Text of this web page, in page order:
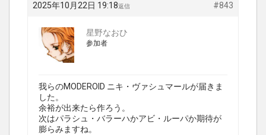
2025年10月22日 19:18 #843
返信
星野なおひ
参加者
我らのMODEROID ニキ・ヴァシュマールが届きま
した。
余裕が出来たら作ろう。
次はパラシュ・バラーハかアビ・ルーパか期待が
膨らみますね。